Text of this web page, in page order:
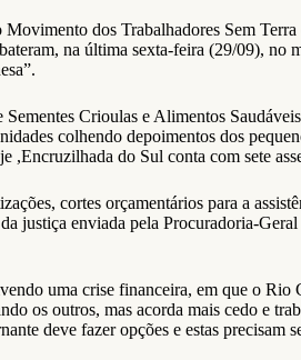
dos Trabalhadores Sem
na última sexta-feira (29/09),
Crioulas e Alimentos
colhendo depoimentos dos
,Encruzilhada do Sul conta com sete
cortes orçamentários para a
justiça enviada pela Procuradoria-
uma crise financeira, em que o
os outros, mas acorda mais cedo e
deve fazer opções e estas